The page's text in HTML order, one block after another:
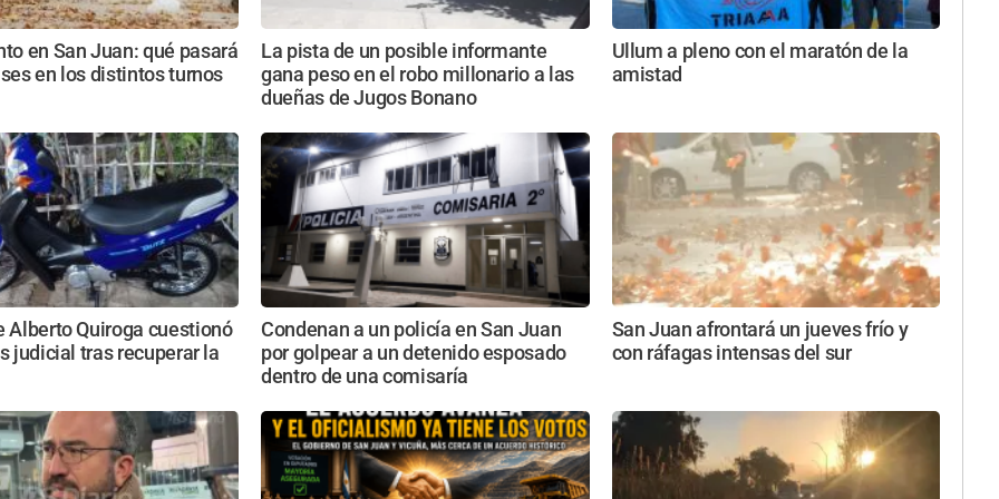
en San Juan: qué pasará
en los distintos turnos
La pista de un posible informante
gana peso en el robo millonario a las
dueñas de Jugos Bonano
Ullum a pleno con el maratón de la
amistad
Alberto Quiroga cuestionó
judicial tras recuperar la
Condenan a un policía en San Juan
por golpear a un detenido esposado
dentro de una comisaría
San Juan afrontará un jueves frío y
con ráfagas intensas del sur